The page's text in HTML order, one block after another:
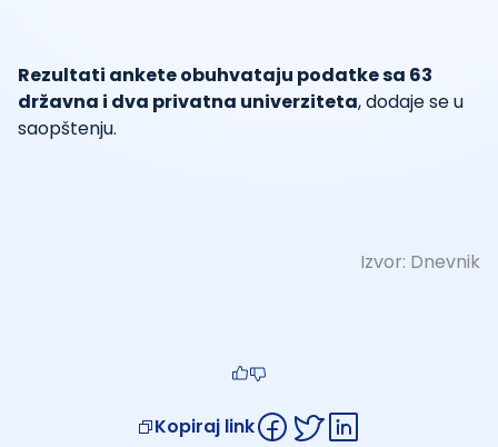
Rezultati ankete obuhvataju podatke sa 63
državna i dva privatna univerziteta, dodaje se u
saopštenju.
Izvor: Dnevnik
Kopiraj link